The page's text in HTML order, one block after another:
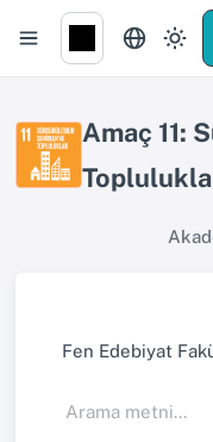
Amaç 11:
Fen Edebiyat